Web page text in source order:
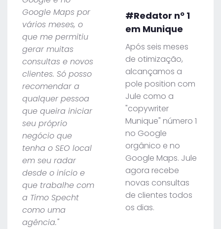
Google Maps por
vários meses, o
que me permitiu
gerar muitas
consultas e novos
clientes. Só posso
recomendar a
qualquer pessoa
que queira iniciar
seu próprio
negócio que
tenha o SEO local
em seu radar
desde o início e
que trabalhe com
a Timo Specht
como uma
agência."
#Redator nº 1
em Munique
Após seis meses
de otimização,
alcançamos a
pole position com
Jule como a
"copywriter
Munique" número 1
no Google
orgânico e no
Google Maps. Jule
agora recebe
novas consultas
de clientes todos
os dias.